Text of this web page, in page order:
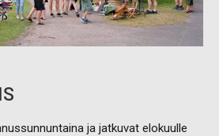
ja jatkuvat elokuulle